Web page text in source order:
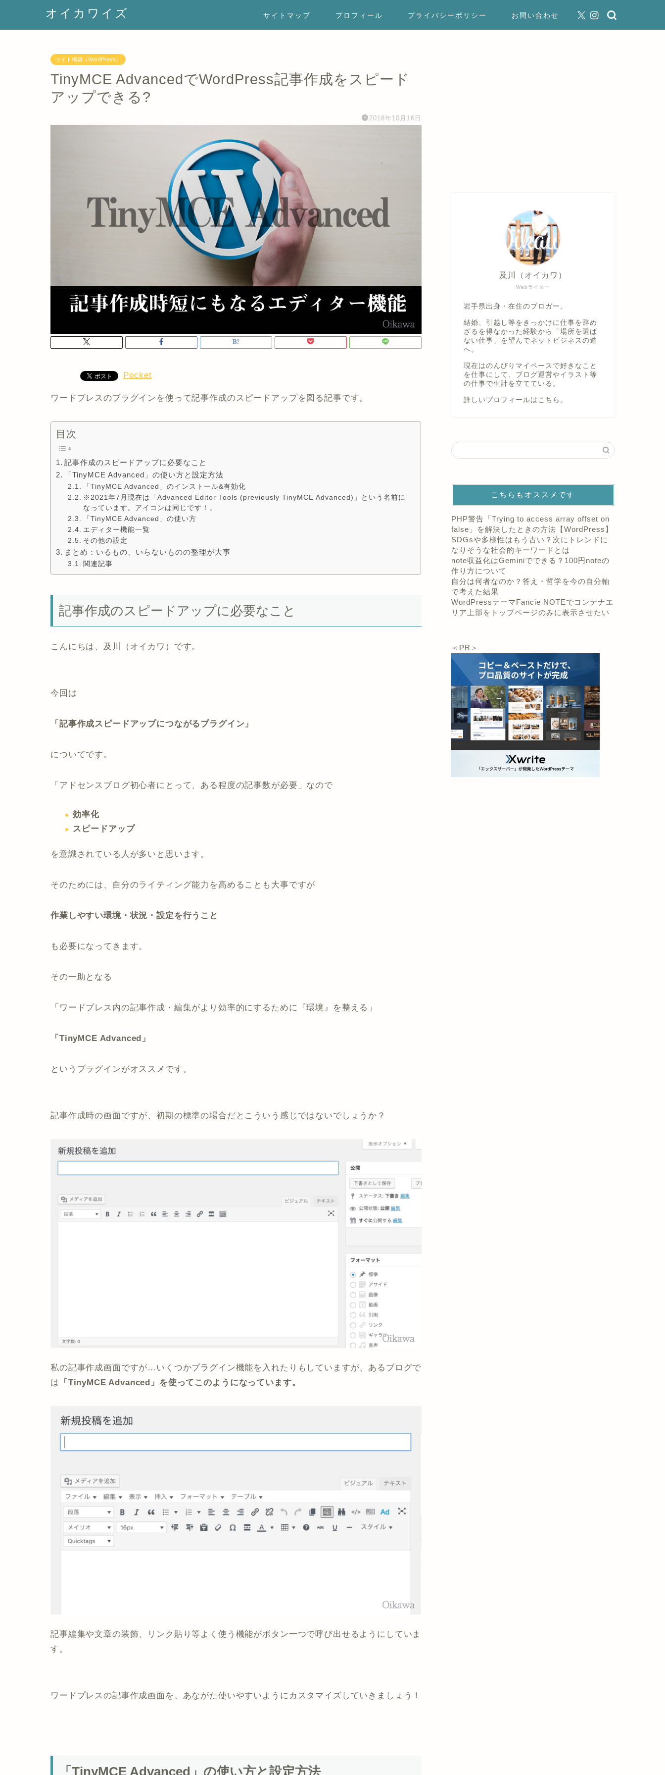
オイカワイズ サイトマップ プロフィール プライバシーポリシー お問い合わせ
サイト構築（WordPress）
TinyMCE AdvancedでWordPress記事作成をスピード
アップできる?
2018年10月16日
Pocket
ワードプレスのプラグインを使って記事作成のスピードアップを図る記事です。
目次
記事作成のスピードアップに必要なこと
「TinyMCE Advanced」の使い方と設定方法
「TinyMCE Advanced」のインストール&有効化
※2021年7月現在は「Advanced Editor Tools (previously TinyMCE Advanced)」という名前に
なっています。アイコンは同じです！。
「TinyMCE Advanced」の使い方
エディター機能一覧
その他の設定
まとめ：いるもの、いらないものの整理が大事
関連記事
記事作成のスピードアップに必要なこと
こんにちは、及川（オイカワ）です。
今回は
「記事作成スピードアップにつながるプラグイン」
についてです。
「アドセンスブログ初心者にとって、ある程度の記事数が必要」なので
効率化
スピードアップ
を意識されている人が多いと思います。
そのためには、自分のライティング能力を高めることも大事ですが
作業しやすい環境・状況・設定を行うこと
も必要になってきます。
その一助となる
「ワードプレス内の記事作成・編集がより効率的にするために『環境』を整える」
「TinyMCE Advanced」
というプラグインがオススメです。
記事作成時の画面ですが、初期の標準の場合だとこういう感じではないでしょうか？
私の記事作成画面ですが…いくつかプラグイン機能を入れたりもしていますが、あるブログで
は 「TinyMCE Advanced」を使ってこのようになっています。
記事編集や文章の装飾、リンク貼り等よく使う機能がボタン一つで呼び出せるようにしていま
す。
ワードプレスの記事作成画面を、あながた使いやすいようにカスタマイズしていきましょう！
「TinyMCE Advanced」の使い方と設定方法
Webライター
及川（オイカワ）
岩手県出身・在住のブロガー。
結婚、引越し等をきっかけに仕事を辞め
ざるを得なかった経験から「場所を選ば
ない仕事」を望んでネットビジネスの道
へ。
現在はのんびりマイペースで好きなこと
を仕事にして、ブログ運営やイラスト等
の仕事で生計を立てている。
詳しいプロフィールは こちら。
こちらもオススメです
PHP警告「Trying to access array offset on
false」を解決したときの方法【WordPress】
SDGsや多様性はもう古い？次にトレンドに
なりそうな社会的キーワードとは
note収益化はGeminiでできる？100円noteの
作り方について
自分は何者なのか？答え・哲学を今の自分軸
で考えた結果
WordPressテーマFancie NOTEでコンテナエ
リア上部をトップページのみに表示させたい
＜PR＞